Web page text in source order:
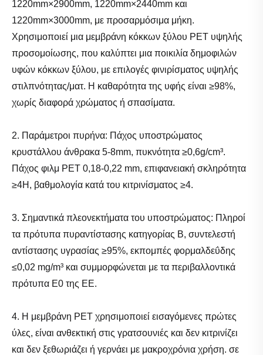
1220mm×2900mm, 1220mm×2440mm και
1220mm×3000mm, με προσαρμόσιμα μήκη.
Χρησιμοποιεί μια μεμβράνη κόκκων ξύλου PET υψηλής
προσομοίωσης, που καλύπτει μια ποικιλία δημοφιλών
υφών κόκκων ξύλου, με επιλογές φινιρίσματος υψηλής
στιλπνότητας/ματ. Η καθαρότητα της υφής είναι ≥98%,
χωρίς διαφορά χρώματος ή σπασίματα.
2. Παράμετροι πυρήνα: Πάχος υποστρώματος
κρυστάλλου άνθρακα 5-8mm, πυκνότητα ≥0,6g/cm³.
Πάχος φιλμ PET 0,18-0,22 mm, επιφανειακή σκληρότητα
≥4H, βαθμολογία κατά του κιτρινίσματος ≥4.
3. Σημαντικά πλεονεκτήματα του υποστρώματος: Πληροί
τα πρότυπα πυραντίστασης κατηγορίας Β, συντελεστή
αντίστασης υγρασίας ≥95%, εκπομπές φορμαλδεΰδης
≤0,02 mg/m³ και συμμορφώνεται με τα περιβαλλοντικά
πρότυπα E0 της ΕΕ.
4. Η μεμβράνη PET χρησιμοποιεί εισαγόμενες πρώτες
ύλες, είναι ανθεκτική στις γρατσουνιές και δεν κιτρινίζει
και δεν ξεθωριάζει ή γερνάει με μακροχρόνια χρήση. σε